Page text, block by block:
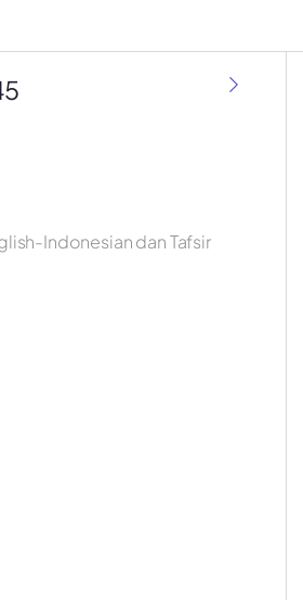
Indonesian dan Tafsir